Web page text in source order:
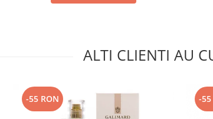
ALTI CLIENTI AU
-55 RON -55